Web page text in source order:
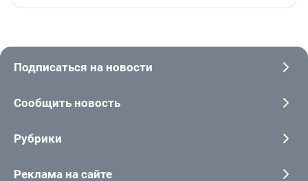
Подписаться на новости
Сообщить новость
Рубрики
Реклама на сайте